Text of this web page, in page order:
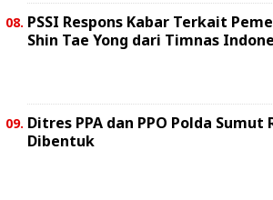
PSSI Respons Kabar Terkait
Shin Tae Yong dari Timnas
Ditres PPA dan PPO Polda Sumut
Dibentuk